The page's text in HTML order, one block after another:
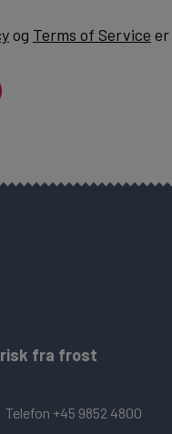
og Terms of Service
fra frost
Telefon +45 9852 4800